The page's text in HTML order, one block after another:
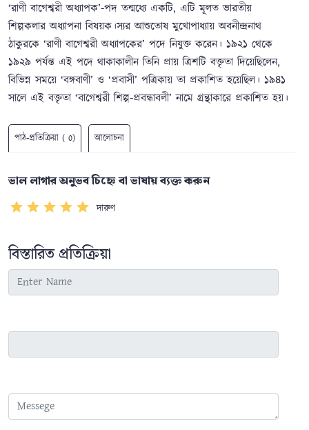
‘রাণী বাগেশ্বরী অধ্যাপক’-পদ তন্মধ্যে একটি, এটি মূলত ভারতীয়
শিল্পকলার অধ্যাপনা বিষয়ক।স্যর আশুতোষ মুখোপাধ্যায় অবনীন্দ্রনাথ
ঠাকুরকে ‘রাণী বাগেশ্বরী অধ্যাপকের’ পদে নিযুক্ত করেন। ১৯২১ থেকে
১৯২৯ পর্যন্ত এই পদে থাকাকালীন তিনি প্রায় ত্রিশটি বক্তৃতা দিয়েছিলেন,
বিভিন্ন সময়ে ‘বঙ্গবাণী’ ও ‘প্রবাসী’ পত্রিকায় তা প্রকাশিত হয়েছিল। ১৯৪১
সালে এই বক্তৃতা ‘বাগেশ্বরী শিল্প-প্রবন্ধাবলী’ নামে গ্রন্থাকারে প্রকাশিত হয়।
পাঠ-প্রতিক্রিয়া ( 0) আলোচনা
ভাল লাগার অনুভব চিহ্নে বা ভাষায় ব্যক্ত করুন
দারুণ
বিস্তারিত প্রতিক্রিয়া